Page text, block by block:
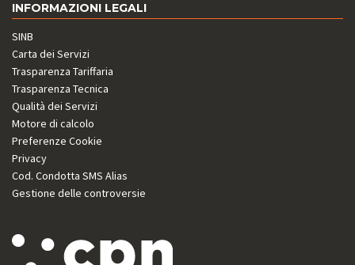
INFORMAZIONI LEGALI
SINB
Carta dei Servizi
Trasparenza Tariffaria
Trasparenza Tecnica
Qualità dei Servizi
Motore di calcolo
Preferenze Cookie
Privacy
Cod. Condotta SMS Alias
Gestione delle controversie